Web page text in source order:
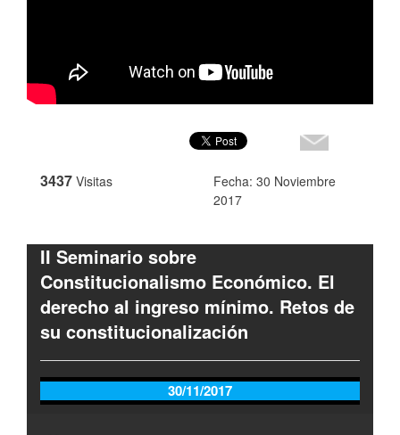
3437 Visitas
Fecha: 30 Noviembre
2017
II Seminario sobre
Constitucionalismo Económico. El
derecho al ingreso mínimo. Retos de
su constitucionalización
30/11/2017